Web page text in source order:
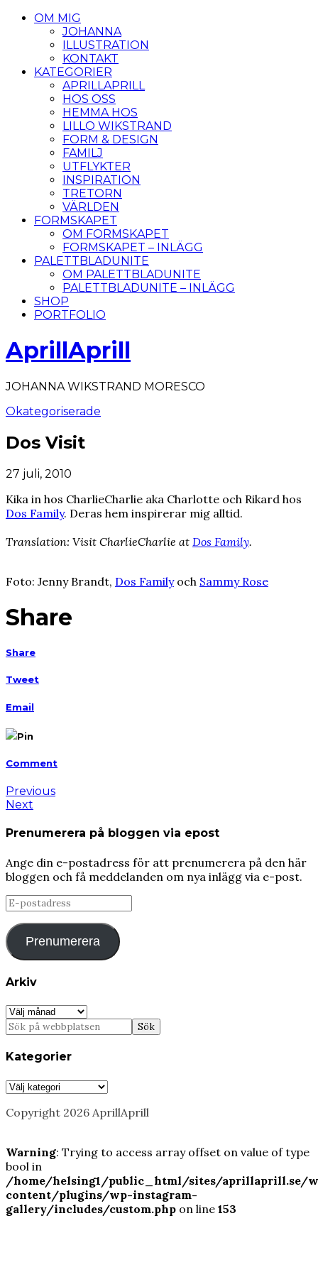
OM MIG
JOHANNA
ILLUSTRATION
KONTAKT
KATEGORIER
APRILLAPRILL
HOS OSS
HEMMA HOS
LILLO WIKSTRAND
FORM & DESIGN
FAMILJ
UTFLYKTER
INSPIRATION
TRETORN
VÄRLDEN
FORMSKAPET
OM FORMSKAPET
FORMSKAPET – INLÄGG
PALETTBLADUNITE
OM PALETTBLADUNITE
PALETTBLADUNITE – INLÄGG
SHOP
PORTFOLIO
AprillAprill
JOHANNA WIKSTRAND MORESCO
Okategoriserade
Dos Visit
27 juli, 2010
Kika in hos CharlieCharlie aka Charlotte och Rikard hos
Dos Family. Deras hem inspirerar mig alltid.
Translation: Visit CharlieCharlie at Dos Family.
Foto: Jenny Brandt, Dos Familyoch Sammy Rose
Share
Share
Tweet
Email
Pin
Comment
Previous
Next
Prenumerera på bloggen via epost
Ange din e-postadress för att prenumerera på den här
bloggen och få meddelanden om nya inlägg via e-post.
E-
postadress
Prenumerera
Arkiv
Arkiv
Kategorier
Kategorier
Copyright 2026 AprillAprill
Warning: Trying to access array offset on value of type
bool in
/home/helsing1/public_html/sites/aprillaprill.se/
content/plugins/wp-instagram-
gallery/includes/custom.php on line 153